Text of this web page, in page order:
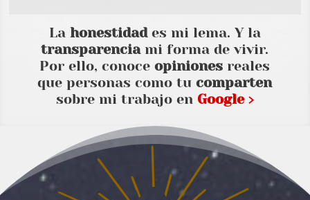
La honestidades mi lema. Y la
transparenciami forma de vivir.
Por ello, conoceopiniones reales
que personas como tucomparten
sobre mi trabajo en Google ›